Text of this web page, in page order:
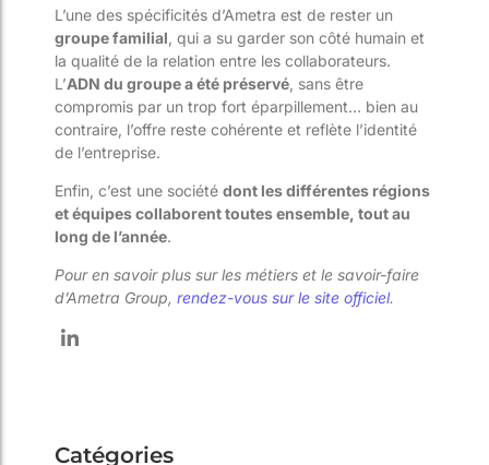
L’une des spécificités d’Ametra est de rester un
groupe familial , qui a su garder son côté humain et
la qualité de la relation entre les collaborateurs.
L’ADN du groupe a été préservé , sans être
compromis par un trop fort éparpillement… bien au
contraire, l’offre reste cohérente et reflète l’identité
de l’entreprise.
Enfin, c’est une société dont les différentes régions
et équipes collaborent toutes ensemble, tout au
long de l’année.
Pour en savoir plus surles métiers et le savoir-faire
d’Ametra Group, rendez-vous sur le site officiel.
Catégories